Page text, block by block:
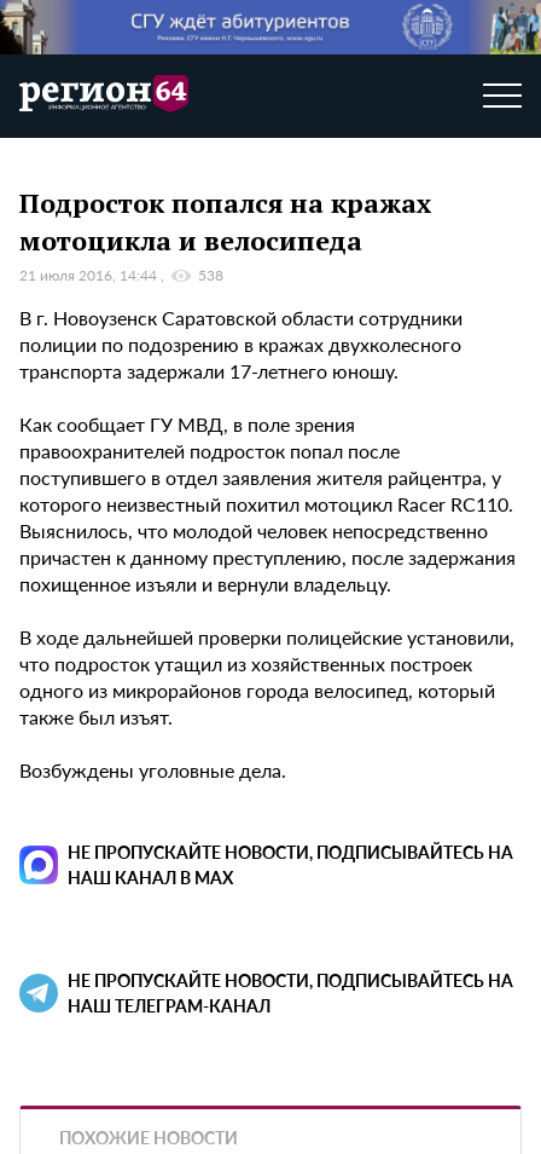
Подросток попался на кражах
мотоцикла и велосипеда
21 июля 2016, 14:44 538
В г. Новоузенск Саратовской области сотрудники
полиции по подозрению в кражах двухколесного
транспорта задержали 17-летнего юношу.
Как сообщает ГУ МВД, в поле зрения
правоохранителей подросток попал после
поступившего в отдел заявления жителя райцентра, у
которого неизвестный похитил мотоцикл Racer RC110.
Выяснилось, что молодой человек непосредственно
причастен к данному преступлению, после задержания
похищенное изъяли и вернули владельцу.
В ходе дальнейшей проверки полицейские установили,
что подросток утащил из хозяйственных построек
одного из микрорайонов города велосипед, который
также был изъят.
Возбуждены уголовные дела.
НЕ ПРОПУСКАЙТЕ НОВОСТИ, ПОДПИСЫВАЙТЕСЬ НА
НАШ КАНАЛ В MAX
НЕ ПРОПУСКАЙТЕ НОВОСТИ, ПОДПИСЫВАЙТЕСЬ НА
НАШ ТЕЛЕГРАМ-КАНАЛ
ПОХОЖИЕ НОВОСТИ